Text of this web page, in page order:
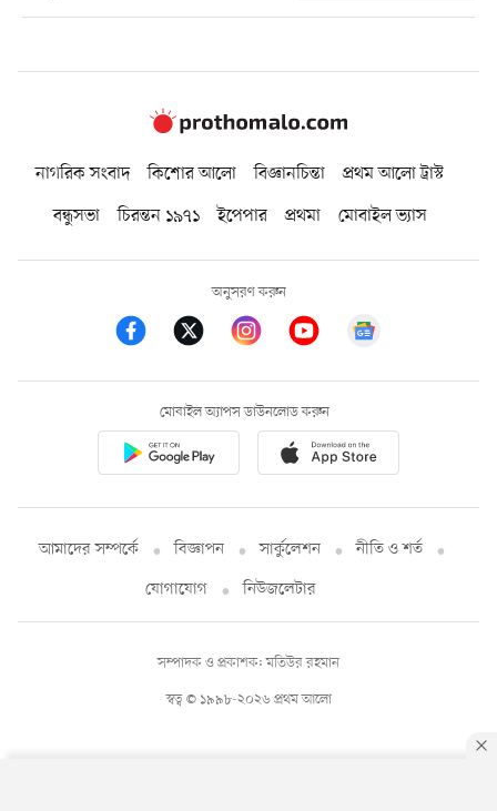
নাগরিক সংবাদ কিশোর আলো বিজ্ঞানচিন্তা
প্রথম আলো ট্রাস্ট
বন্ধুসভা
চিরন্তন ১৯৭১ ইপেপার প্রথমা মোবাইল ভ্যাস
অনুসরণ করুন
মোবাইল অ্যাপস ডাউনলোড করুন
আমাদের সম্পর্কে বিজ্ঞাপন সার্কুলেশন
নীতি ও শর্ত
যোগাযোগ
নিউজলেটার
স্বত্ব © ১৯৯৮-২০২৬ প্রথম আলো
সম্পাদক ও প্রকাশক: মতিউর রহমান